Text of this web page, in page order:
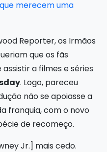
merecem uma
Reporter, os Irmãos
que os fãs
a filmes e séries
. Logo, pareceu
não se apoiasse a
franquia, com o novo
de recomeço.
Jr.] mais cedo.